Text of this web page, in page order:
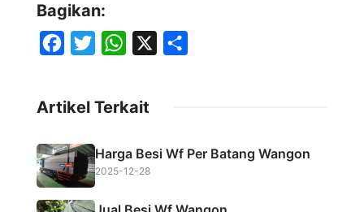
Bagikan:
e
b
o
o
t
e
t
A
Artikel Terkait
Harga Besi Wf Per Batang Wangon
2025-12-28